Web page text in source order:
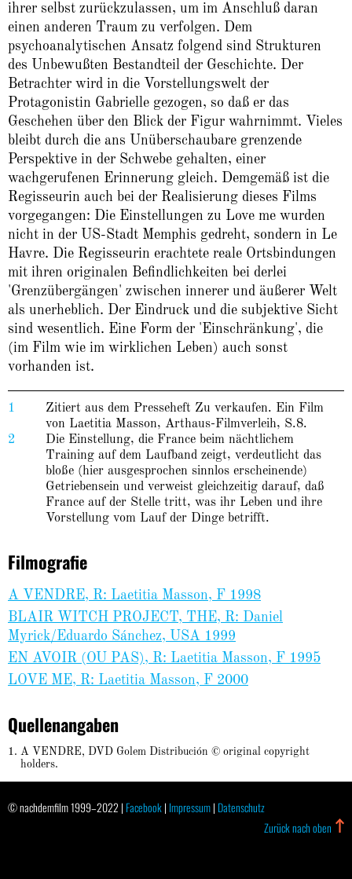
ihrer selbst zurückzulassen, um im Anschluß daran
einen anderen Traum zu verfolgen. Dem
psychoanalytischen Ansatz folgend sind Strukturen
des Unbewußten Bestandteil der Geschichte. Der
Betrachter wird in die Vorstellungswelt der
Protagonistin Gabrielle gezogen, so daß er das
Geschehen über den Blick der Figur wahrnimmt. Vieles
bleibt durch die ans Unüberschaubare grenzende
Perspektive in der Schwebe gehalten, einer
wachgerufenen Erinnerung gleich. Demgemäß ist die
Regisseurin auch bei der Realisierung dieses Films
vorgegangen: Die Einstellungen zu Love me wurden
nicht in der US-Stadt Memphis gedreht, sondern in Le
Havre. Die Regisseurin erachtete reale Ortsbindungen
mit ihren originalen Befindlichkeiten bei derlei
'Grenzübergängen' zwischen innerer und äußerer Welt
als unerheblich. Der Eindruck und die subjektive Sicht
sind wesentlich. Eine Form der 'Einschränkung', die
(im Film wie im wirklichen Leben) auch sonst
vorhanden ist.
1
Zitiert aus dem Presseheft Zu verkaufen. Ein Film
von Laetitia Masson, Arthaus-Filmverleih, S.8.
2
Die Einstellung, die France beim nächtlichem
Training auf dem Laufband zeigt, verdeutlicht das
bloße (hier ausgesprochen sinnlos erscheinende)
Getriebensein und verweist gleichzeitig darauf, daß
France auf der Stelle tritt, was ihr Leben und ihre
Vorstellung vom Lauf der Dinge betrifft.
Filmografie
A VENDRE, R: Laetitia Masson, F 1998
BLAIR WITCH PROJECT, THE, R: Daniel
Myrick/Eduardo Sánchez, USA 1999
EN AVOIR (OU PAS), R: Laetitia Masson, F 1995
LOVE ME, R: Laetitia Masson, F 2000
Quellenangaben
A VENDRE, DVD Golem Distribución © original copyright
holders.
© nachdemfilm 1999–2022 | Facebook| Impressum| Datenschutz
Zurück nach oben